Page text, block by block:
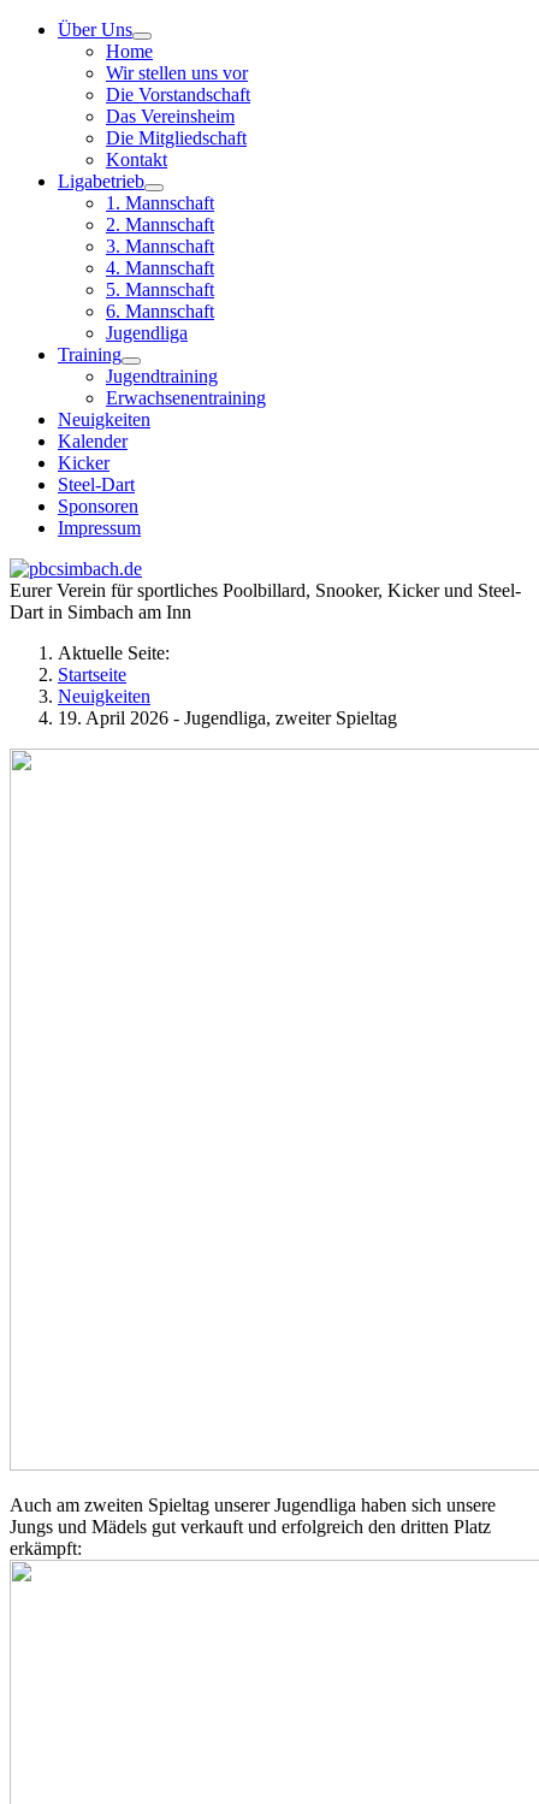
Über Uns
Home
Wir stellen uns vor
Die Vorstandschaft
Das Vereinsheim
Die Mitgliedschaft
Kontakt
Ligabetrieb
1. Mannschaft
2. Mannschaft
3. Mannschaft
4. Mannschaft
5. Mannschaft
6. Mannschaft
Jugendliga
Training
Jugendtraining
Erwachsenentraining
Neuigkeiten
Kalender
Kicker
Steel-Dart
Sponsoren
Impressum
Eurer Verein für sportliches Poolbillard, Snooker, Kicker und Steel-
Dart in Simbach am Inn
Aktuelle Seite:
Startseite
Neuigkeiten
19. April 2026 - Jugendliga, zweiter Spieltag
Auch am zweiten Spieltag unserer Jugendliga haben sich unsere
Jungs und Mädels gut verkauft und erfolgreich den dritten Platz
erkämpft: